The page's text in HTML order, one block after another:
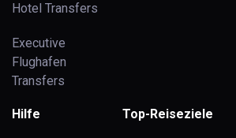
Hotel Transfers
Executive
Flughafen
Transfers
Hilfe Top-Reiseziele